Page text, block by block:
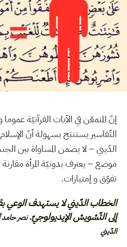
إنّ المتمعّن في الآيات القرآنيّة
التّفاسير يستنتج بسهولة أنّ
الدّيني – لا يضمن المساواة بين
موضع – يعترف بدونيّة المرأة
تفوّق و إمتيازات.
الخطاب الدّيني لا يستهدف الوعي
إلى التّشويش الإيديولوجيّ.نصر حامد
الدّيني